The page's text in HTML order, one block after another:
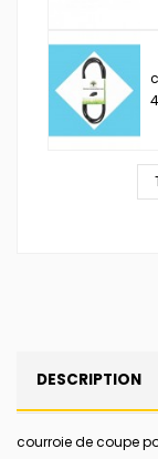
DESCRIPTION
courroie de coupe